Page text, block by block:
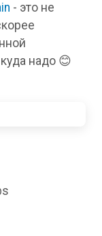
- это не
надо 😊